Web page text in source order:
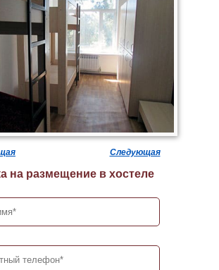
Следующая
на размещение в хостеле